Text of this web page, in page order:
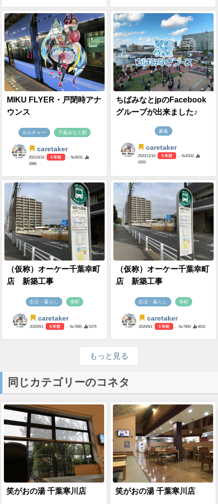
MIKU FLYER・戸閉時アナ
ウンス
カルチャー 千葉みなと駅
caretaker
2021/6/16 5 年前
- №9031
3886
ちばみなとjpのFacebook
グループが出来ました♪
募集
caretaker
2020/12/10 5 年前
- №8333
4359
（仮称）オーケー千葉幸町
店 新築工事
生活・暮らし 幸町
caretaker
2020/9/1 5 年前 - №7895 5479
（仮称）オーケー千葉幸町
店 新築工事
生活・暮らし 幸町
caretaker
2020/9/1 5 年前 - №7894 4610
もっと見る
同じカテゴリーのコネタ
笑がおの湯 千葉寒川店 笑がおの湯 千葉寒川店